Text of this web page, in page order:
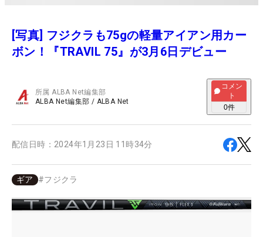
[写真] フジクラも75gの軽量アイアン用カー
ボン！『TRAVIL 75』が3月6日デビュー
所属ALBA Net編集部
ALBA Net編集部 / ALBA Net
コメン
ト
0件
配信日時： 2024年1月23日 11時34分
ギア #フジクラ